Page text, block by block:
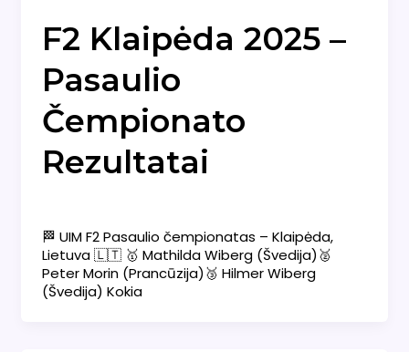
F2 Klaipėda 2025 –
Pasaulio
Čempionato
Rezultatai
🏁 UIM F2 Pasaulio čempionatas – Klaipėda,
Lietuva 🇱🇹 🥇 Mathilda Wiberg (Švedija)🥈
Peter Morin (Prancūzija)🥉 Hilmer Wiberg
(Švedija) Kokia